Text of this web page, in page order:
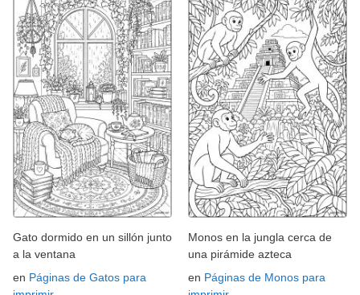
Gato dormido en un sillón junto
a la ventana
en Páginas de Gatos para
Monos en la jungla cerca de
una pirámide azteca
en Páginas de Monos para